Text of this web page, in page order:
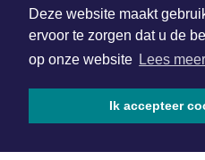
Deze website maakt
ervoor te zorgen dat u de
op onze website Lees meer
Ik accepteer
Copyright (c) 2026 |
Disclaimer
Privacy Statement